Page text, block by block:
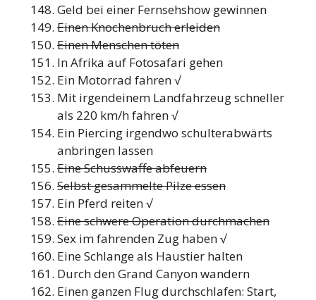
Geld bei einer Fernsehshow gewinnen
Einen Knochenbruch erleiden
Einen Menschen töten
In Afrika auf Fotosafari gehen
Ein Motorrad fahren √
Mit irgendeinem Landfahrzeug schneller
als 220 km/h fahren √
Ein Piercing irgendwo schulterabwärts
anbringen lassen
Eine Schusswaffe abfeuern
Selbst gesammelte Pilze essen
Ein Pferd reiten √
Eine schwere Operation durchmachen
Sex im fahrenden Zug haben √
Eine Schlange als Haustier halten
Durch den Grand Canyon wandern
Einen ganzen Flug durchschlafen: Start,